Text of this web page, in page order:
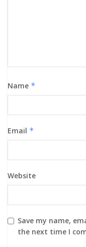
Name *
Email *
Website
Save my name,
the next time I